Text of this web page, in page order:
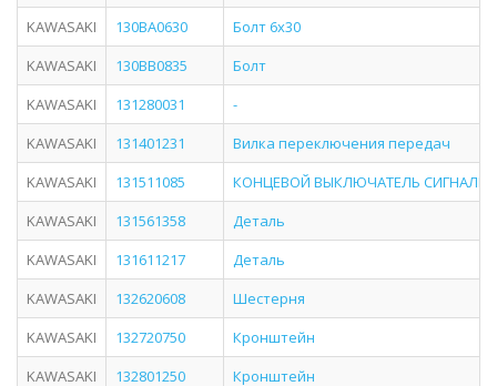
KAWASAKI
130BA0630
Болт 6х30
KAWASAKI
130BB0835
Болт
KAWASAKI
131280031
-
KAWASAKI
131401231
Вилка переключения передач
KAWASAKI
131511085
КОНЦЕВОЙ ВЫКЛЮЧАТЕЛЬ
KAWASAKI
131561358
Деталь
KAWASAKI
131611217
Деталь
KAWASAKI
132620608
Шестерня
KAWASAKI
132720750
Кронштейн
KAWASAKI
132801250 Кронштейн